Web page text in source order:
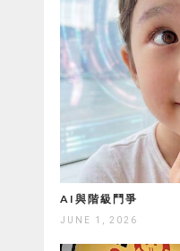
AI與階級鬥爭
JUNE 1, 2026